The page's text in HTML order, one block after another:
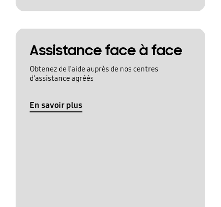
Assistance face à face
Obtenez de l'aide auprès de nos centres
d'assistance agréés
En savoir plus